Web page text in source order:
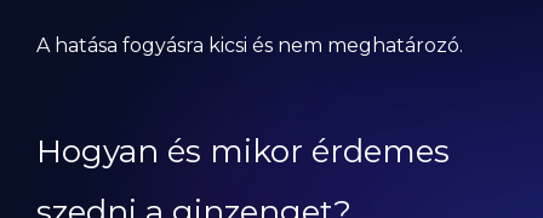
A hatása fogyásra kicsi és nem meghatározó.
Hogyan és mikor érdemes